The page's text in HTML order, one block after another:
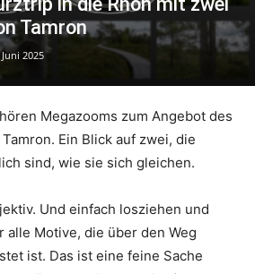
Tamron
2025
Megazooms zum Angebot des
Ein Blick auf zwei, die
sind, wie sie sich gleichen.
Und einfach losziehen und
alle Motive, die über den Weg
ist. Das ist eine feine Sache